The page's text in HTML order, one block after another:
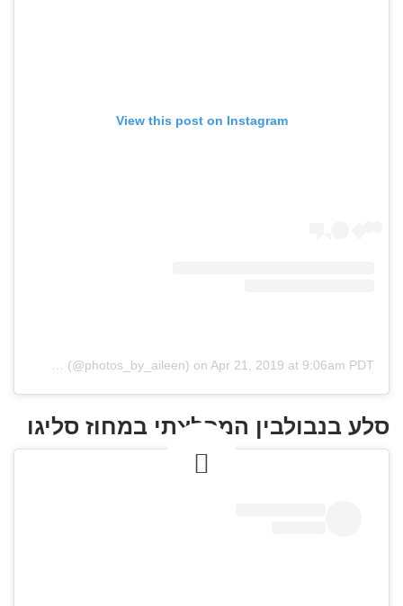
View this post on Instagram
(@photos_by_aileen) on Apr 21, 2019 at 9:06am PDT
סלע בנבולבין המפלצתי במחוז סליגו